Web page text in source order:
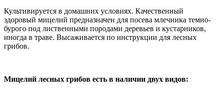
Культивируется в домашних условиях. Качественный
здоровый мицелий предназначен для посева млечника темно-
бурого под лиственными породами деревьев и кустарников,
иногда в траве. Высаживается по инструкции для лесных
грибов.
Мицелий лесных грибов есть в наличии двух видов: